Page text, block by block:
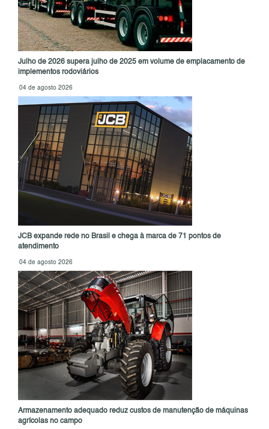
Julho de 2026 supera julho de 2025 em volume de emplacamento de
implementos rodoviários
04 de agosto 2026
JCB expande rede no Brasil e chega à marca de 71 pontos de
atendimento
04 de agosto 2026
Armazenamento adequado reduz custos de manutenção de máquinas
agrícolas no campo